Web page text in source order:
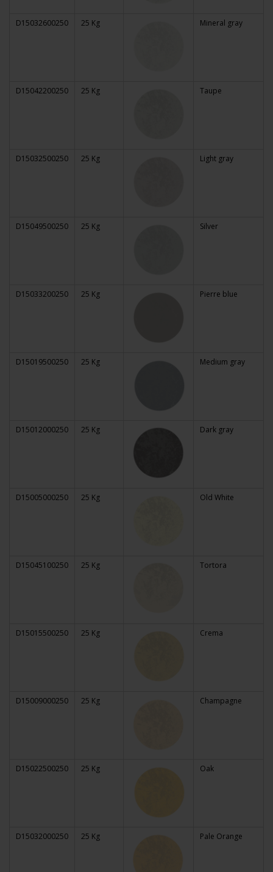
D15032600250 25 Kg Mineral gray
D15042200250 25 Kg Taupe
D15032500250 25 Kg Light gray
D15049500250 25 Kg Silver
D15033200250 25 Kg Pierre blue
D15019500250 25 Kg Medium gray
D15012000250 25 Kg Dark gray
D15005000250 25 Kg Old White
D15045100250 25 Kg Tortora
D15015500250 25 Kg Crema
D15009000250 25 Kg Champagne
D15022500250 25 Kg Oak
D15032000250 25 Kg Pale Orange